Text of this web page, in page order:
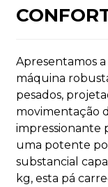
Apresentamos
máquina
pesados,
movimentação
impressionante
uma potente
substancial
kg, esta pá